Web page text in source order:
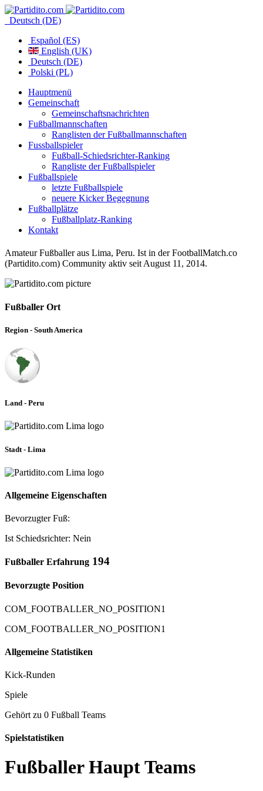
Deutsch (DE)
Español (ES)
English (UK)
Deutsch (DE)
Polski (PL)
Hauptmenü
Gemeinschaft
Gemeinschaftsnachrichten
Fußballmannschaften
Ranglisten der Fußballmannschaften
Fussballspieler
Fußball-Schiedsrichter-Ranking
Rangliste der Fußballspieler
Fußballspiele
letzte Fußballspiele
neuere Kicker Begegnung
Fußballplätze
Fußballplatz-Ranking
Kontakt
Amateur Fußballer aus Lima, Peru. Ist in der FootballMatch.co
(Partidito.com) Community aktiv seit August 11, 2014.
Fußballer Ort
Region - South America
Land - Peru
Stadt - Lima
Allgemeine Eigenschaften
Bevorzugter Fuß:
Ist Schiedsrichter: Nein
Fußballer Erfahrung 194
Bevorzugte Position
COM_FOOTBALLER_NO_POSITION1
COM_FOOTBALLER_NO_POSITION1
Allgemeine Statistiken
Kick-Runden
Spiele
Gehört zu 0 Fußball Teams
Spielstatistiken
Fußballer Haupt Teams